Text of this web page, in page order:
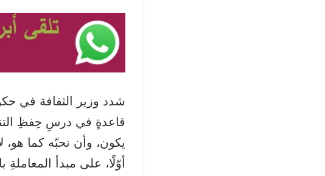
شدد وزير الثقافة في
قاعدةٍ في درسِ حِفظِ
يكون، وأن نحبّه كما هو،
أوّلًا، على مبدأ